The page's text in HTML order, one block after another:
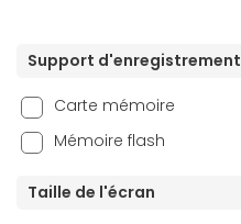
Support d'enregistrement
Carte mémoire
Mémoire flash
Taille de l'écran